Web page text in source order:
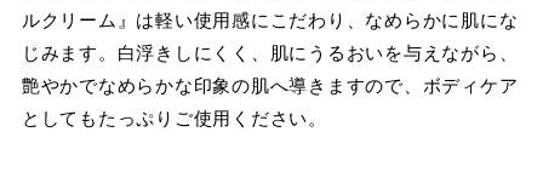
ルクリーム』は軽い使用感にこだわり、なめらかに肌にな
じみます。白浮きしにくく、肌にうるおいを与えながら、
艶やかでなめらかな印象の肌へ導きますので、ボディケア
としてもたっぷりご使用ください。